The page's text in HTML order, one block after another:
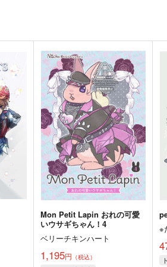
Mon Petit Lapin おれの可愛
いウサギちゃん！4
ベリーチキンハート
1,195円 （税込）
※